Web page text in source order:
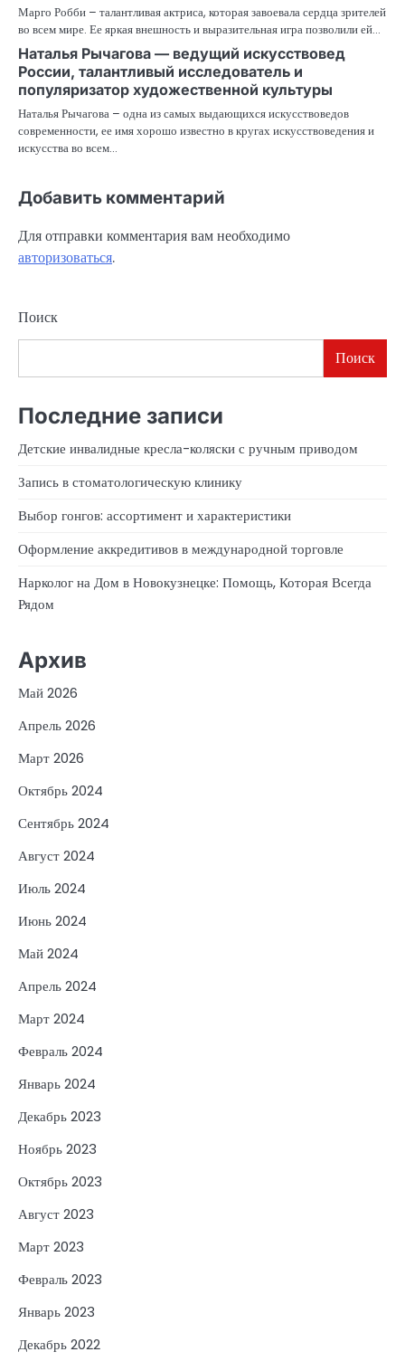
Марго Робби – талантливая актриса, которая завоевала сердца зрителей
во всем мире. Ее яркая внешность и выразительная игра позволили ей…
Наталья Рычагова — ведущий искусствовед
России, талантливый исследователь и
популяризатор художественной культуры
Наталья Рычагова – одна из самых выдающихся искусствоведов
современности, ее имя хорошо известно в кругах искусствоведения и
искусства во всем…
Добавить комментарий
Для отправки комментария вам необходимо
авторизоваться.
Поиск
Поиск
Последние записи
Детские инвалидные кресла-коляски с ручным приводом
Запись в стоматологическую клинику
Выбор гонгов: ассортимент и характеристики
Оформление аккредитивов в международной торговле
Нарколог на Дом в Новокузнецке: Помощь, Которая Всегда
Рядом
Архив
Май 2026
Апрель 2026
Март 2026
Октябрь 2024
Сентябрь 2024
Август 2024
Июль 2024
Июнь 2024
Май 2024
Апрель 2024
Март 2024
Февраль 2024
Январь 2024
Декабрь 2023
Ноябрь 2023
Октябрь 2023
Август 2023
Март 2023
Февраль 2023
Январь 2023
Декабрь 2022